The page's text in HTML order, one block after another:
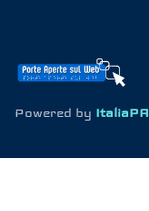
Powered by ItaliaPA